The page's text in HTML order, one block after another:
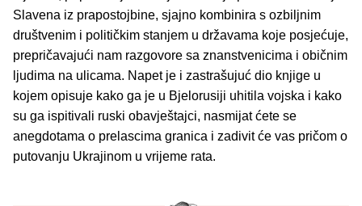
Slavena iz prapostojbine, sjajno kombinira s ozbiljnim
društvenim i političkim stanjem u državama koje posjećuje,
prepričavajući nam razgovore sa znanstvenicima i običnim
ljudima na ulicama. Napet je i zastrašujuć dio knjige u
kojem opisuje kako ga je u Bjelorusiji uhitila vojska i kako
su ga ispitivali ruski obavještajci, nasmijat ćete se
anegdotama o prelascima granica i zadivit će vas pričom o
putovanju Ukrajinom u vrijeme rata.